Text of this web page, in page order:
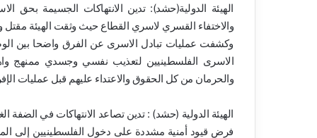
الهيئة الدولية(حشد): تدين الانتهاكات الجسيمة بحق
وكشفت عمليات تبادل الاسرى عن الفرق واضحا بين
الاسرى الفلسطينيين لتعذيب نفسي وجسدي ممنهج
والحرمان من كل الحقوق والاعتداء عليهم قبل عمليات
الهيئة الدولية (حشد) : تدين تصاعد الانتهاكات في
فرض قيود أمنية مشددة على دخول الفلسطينيين إلى